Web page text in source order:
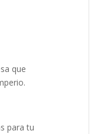
que
para tu